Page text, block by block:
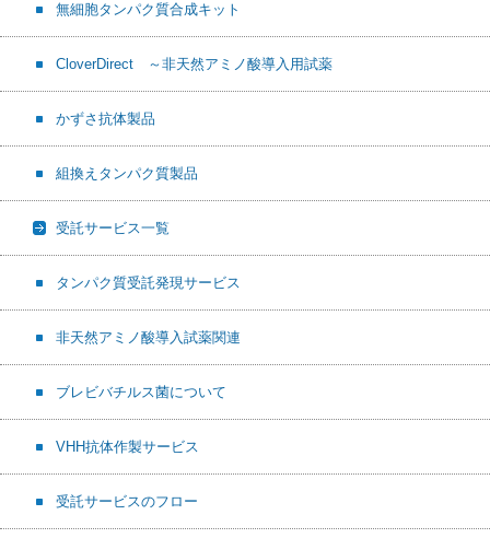
無細胞タンパク質合成キット
CloverDirect ～非天然アミノ酸導入用試薬
かずさ抗体製品
組換えタンパク質製品
受託サービス一覧
タンパク質受託発現サービス
非天然アミノ酸導入試薬関連
ブレビバチルス菌について
VHH抗体作製サービス
受託サービスのフロー